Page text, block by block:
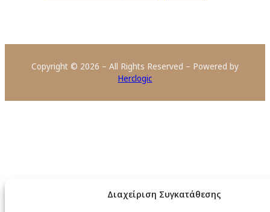
Διαχείριση Συγκατάθεσης
Copyright © 2026 – All Rights Reserved – Powered by
Herclogic